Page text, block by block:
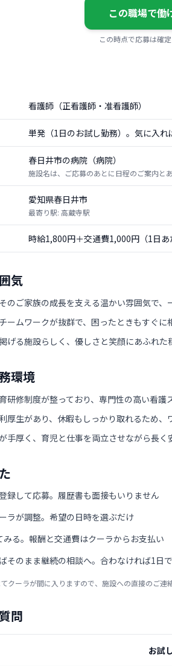
この職場で働
この時点で応募は確
看護師（正看護師・准看護師）
単発（1日のお試し勤務）。気に入れ
春日井市の病院（病院）
施設名は、ご応募のあとに日程のご案内と
愛知県春日井市
最寄り駅: 高蔵寺駅
時給1,800円＋交通費1,000円（1日あ
気
のご家族の成長を支える温かい雰囲気で、
ームワークが抜群で、困ったときもすぐに
掲げる施設らしく、優しさと笑顔にあふれ
環境
研修制度が整っており、専門性の高い看護
厚生があり、休暇もしっかり取れるため、
手厚く、育児と仕事を両立させながら長く
録して応募。履歴書も面接もいりません
ラが調整。希望の日時を選ぶだけ
みる。報酬と交通費はクーラからお支払い
そのまま継続の相談へ。合わなければ1日
クーラが間に入りますので、施設への直接のご連
問
お試